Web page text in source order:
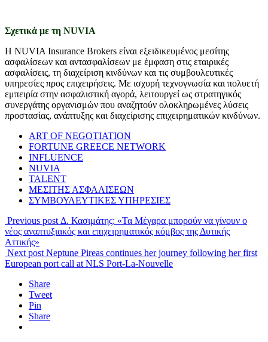
Σχετικά με τη NUVIA
Η NUVIA Insurance Brokers είναι εξειδικευμένος μεσίτης
ασφαλίσεων και αντασφαλίσεων με έμφαση στις εταιρικές
ασφαλίσεις, τη διαχείριση κινδύνων και τις συμβουλευτικές
υπηρεσίες προς επιχειρήσεις. Με ισχυρή τεχνογνωσία και πολυετή
εμπειρία στην ασφαλιστική αγορά, λειτουργεί ως στρατηγικός
συνεργάτης οργανισμών που αναζητούν ολοκληρωμένες λύσεις
προστασίας, ανάπτυξης και διαχείρισης επιχειρηματικών κινδύνων.
ART OF NEGOTIATION
FORTUNE GREECE NETWORK
INFLUENCE
NUVIA
TALENT
ΜΕΣΙΤΗΣ ΑΣΦΑΛΙΣΕΩΝ
ΣΥΜΒΟΥΛΕΥΤΙΚΕΣ ΥΠΗΡΕΣΙΕΣ
Previous post Δ. Κασιμάτης: «Τα Μέγαρα μπορούν να γίνουν ο
νέος αναπτυξιακός και επιχειρηματικός κόμβος της Δυτικής
Αττικής»
Next post Neptune Pireas continues her journey following her first
European port call at NLS Port-La-Nouvelle
Share
Tweet
Pin
Share